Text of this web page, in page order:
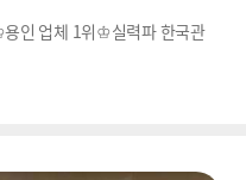
인 업체 1위♔실력파 한국관